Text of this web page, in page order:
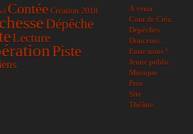
Contée Création 2018
Dépêche
Lecture
Piste
À venir
Cour de Créa.
Dépêches
Douceurs…
Entre nous !
Jeune public
Musique
Pros
Site
Théâtre